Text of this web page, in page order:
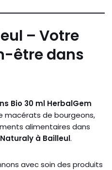
– Votre
être dans
Bio 30 ml HerbalGem
macérats de bourgeons,
alimentaires dans
à Bailleul.
avec soin des produits